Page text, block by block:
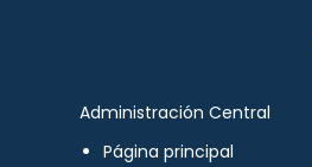
Administración Central
Página principal